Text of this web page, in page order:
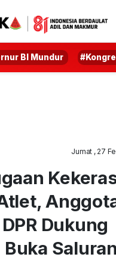
BI Mundur
Jumat , 27
Dukung
Saluran